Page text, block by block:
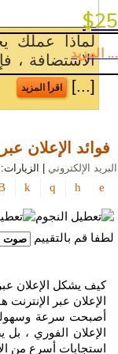
السياحة
تلميحات
الإعلان
و
الترويج
التسويق
و
الإعلان
الترويج
الذكاء
سياسة
الخصوصية
$25
... المزيد
الويب
عملك
فوائد الإعلان
البريد الإلكتروني | الزيارات: 4970
لطفا قم بالتقييم
كيف يشكل الإعلان
الإعلان عبر
أصبحت سرعة وسهولة
الإعلان الفوري ،
استجابات أسرع من